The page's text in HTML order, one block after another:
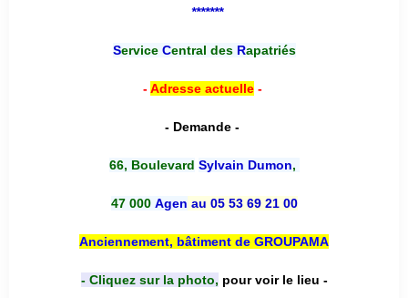
*******
Service Central desRapatriés
-Adresse actuelle-
- Demande -
66, Boulevard Sylvain Dumon,
47 000 Agen au 05 53 69 21 00
Anciennement, bâtiment de GROUPAMA
- Cliquez sur la photo, pour voir le lieu -